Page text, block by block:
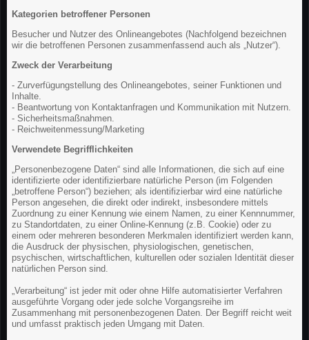
Kategorien betroffener Personen
Besucher und Nutzer des Onlineangebotes (Nachfolgend bezeichnen
wir die betroffenen Personen zusammenfassend auch als „Nutzer“).
Zweck der Verarbeitung
- Zurverfügungstellung des Onlineangebotes, seiner Funktionen und
Inhalte.
- Beantwortung von Kontaktanfragen und Kommunikation mit Nutzern.
- Sicherheitsmaßnahmen.
- Reichweitenmessung/Marketing
Verwendete Begrifflichkeiten
„Personenbezogene Daten“ sind alle Informationen, die sich auf eine
identifizierte oder identifizierbare natürliche Person (im Folgenden
„betroffene Person“) beziehen; als identifizierbar wird eine natürliche
Person angesehen, die direkt oder indirekt, insbesondere mittels
Zuordnung zu einer Kennung wie einem Namen, zu einer Kennnummer,
zu Standortdaten, zu einer Online-Kennung (z.B. Cookie) oder zu
einem oder mehreren besonderen Merkmalen identifiziert werden kann,
die Ausdruck der physischen, physiologischen, genetischen,
psychischen, wirtschaftlichen, kulturellen oder sozialen Identität dieser
natürlichen Person sind.
„Verarbeitung“ ist jeder mit oder ohne Hilfe automatisierter Verfahren
ausgeführte Vorgang oder jede solche Vorgangsreihe im
Zusammenhang mit personenbezogenen Daten. Der Begriff reicht weit
und umfasst praktisch jeden Umgang mit Daten.